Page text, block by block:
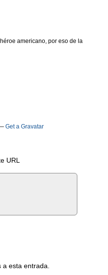
americano, por eso de la
Get a Gravatar
URL
esta entrada.